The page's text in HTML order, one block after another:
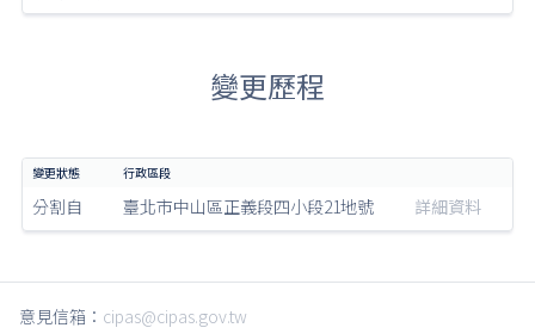
變更歷程
分割自 臺北市中山區正義段四小段21地號 詳細資料
意見信箱： cipas@cipas.gov.tw